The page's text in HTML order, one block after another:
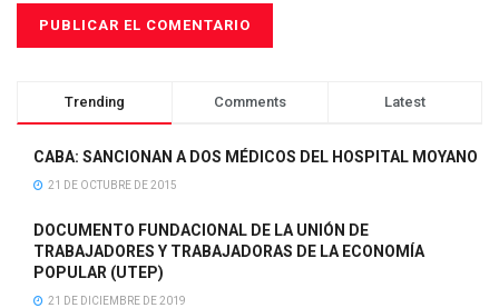
Trending Comments Latest
CABA: SANCIONAN A DOS MÉDICOS DEL HOSPITAL MOYANO
21 DE OCTUBRE DE 2015
DOCUMENTO FUNDACIONAL DE LA UNIÓN DE
TRABAJADORES Y TRABAJADORAS DE LA ECONOMÍA
POPULAR (UTEP)
21 DE DICIEMBRE DE 2019